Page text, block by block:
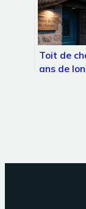
Toit de
ans de